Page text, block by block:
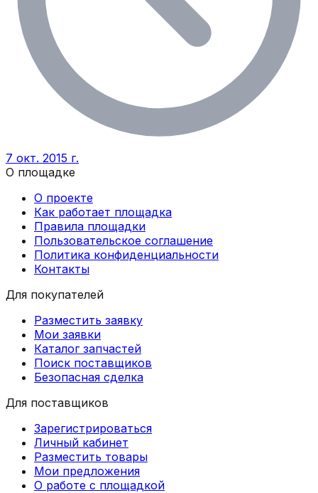
7 окт. 2015 г.
О площадке
О проекте
Как работает площадка
Правила площадки
Пользовательское соглашение
Политика конфиденциальности
Контакты
Для покупателей
Разместить заявку
Мои заявки
Каталог запчастей
Поиск поставщиков
Безопасная сделка
Для поставщиков
Зарегистрироваться
Личный кабинет
Разместить товары
Мои предложения
О работе с площадкой